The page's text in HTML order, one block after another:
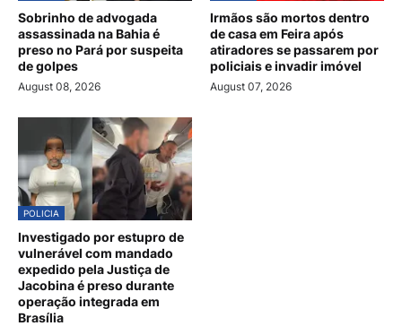
Sobrinho de advogada
assassinada na Bahia é
preso no Pará por suspeita
de golpes
August 08, 2026
Irmãos são mortos dentro
de casa em Feira após
atiradores se passarem por
policiais e invadir imóvel
August 07, 2026
POLICIA
Investigado por estupro de
vulnerável com mandado
expedido pela Justiça de
Jacobina é preso durante
operação integrada em
Brasília